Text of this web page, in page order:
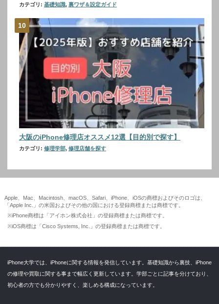
カテゴリ: 基礎知識, 裏ワザ＆設定ガイド
大阪のiPhone修理店オススメ12選【目的別で探す】
カテゴリ: 修理学部, 修理店舗を探す
Apple、Mac、Macintosh、macOS、Safari、iPhone、iOSの商標およびそのロゴは、
「Apple Inc.」の米国およびその他の国における登録商標または商標です。
※iPhone商標は「アイホン株式会社」の登録商標または商標です。
※iOS商標は「Cisco Systems, Inc.」の登録商標または商標です。
iPhone大学では、iPhoneに関する情報を発信しています。基礎知識から裏技、iPhone
の修理や買取に関する事まで幅広く更新しています。学部ごとに記事を分けており、
初心者の方でも分かりやすく、楽しめる構成になっています。